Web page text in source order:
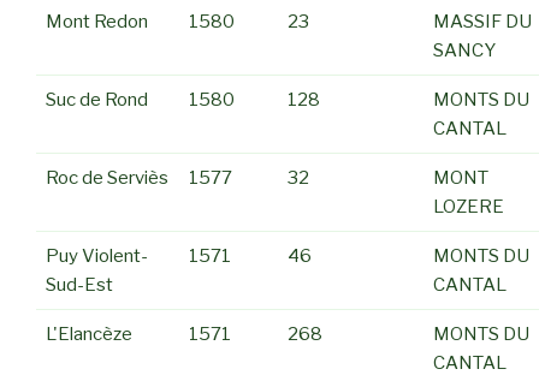
Mont Redon 1580 23
MASSIF DU
SANCY
Suc de Rond 1580 128
MONTS DU
CANTAL
Roc de Serviès 1577 32
MONT
LOZERE
Puy Violent-
Sud-Est
1571 46
MONTS DU
CANTAL
L'Elancèze 1571 268
MONTS DU
CANTAL